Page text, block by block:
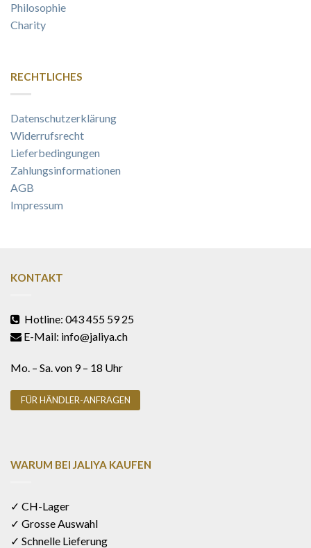
Philosophie
Charity
RECHTLICHES
Datenschutzerklärung
Widerrufsrecht
Lieferbedingungen
Zahlungsinformationen
AGB
Impressum
KONTAKT
Hotline: 043 455 59 25
E-Mail: info@jaliya.ch
Mo. – Sa. von 9 – 18 Uhr
FÜR HÄNDLER-ANFRAGEN
WARUM BEI JALIYA KAUFEN
✓ CH-Lager
✓ Grosse Auswahl
✓ Schnelle Lieferung